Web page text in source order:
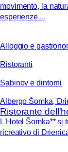
movimento, la
esperienze....
Alloggio e
Ristoranti
Sabinov e dintorni
Albergo Šomka,
Ristorante
L'Hotel Šomka** si
ricreativo di